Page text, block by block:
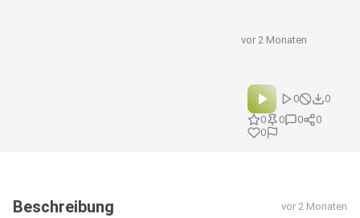
vor 2 Monaten
0
0
0
0 0
0
0
Beschreibung vor 2 Monaten